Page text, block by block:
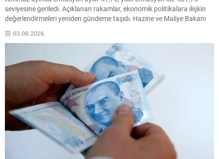
seviyesine geriledi. Açıklanan rakamlar, ekonomik politikalara ilişkin
değerlendirmeleri yeniden gündeme taşıdı. Hazine ve Maliye Bakanı
paylaşımda dezenflasyon sürecinin sürdüğünü vurguladı ve alınan
03.08.2026